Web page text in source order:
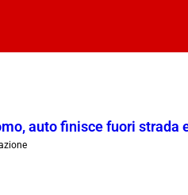
auto finisce fuori strada